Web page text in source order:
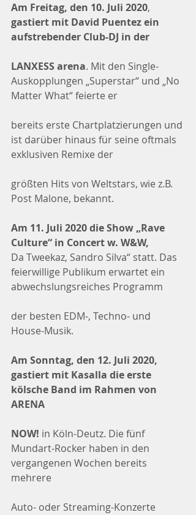
Am Freitag, den 10. Juli 2020,
gastiert mit David Puentez ein
aufstrebender Club-DJ in der
LANXESS arena. Mit den Single-
Auskopplungen „Superstar“ und „No
Matter What“ feierte er
bereits erste Chartplatzierungen und
ist darüber hinaus für seine oftmals
exklusiven Remixe der
größten Hits von Weltstars, wie z.B.
Post Malone, bekannt.
Am 11. Juli 2020 die Show „Rave
Culture“ in Concert w. W&W,
Da Tweekaz, Sandro Silva“ statt. Das
feierwillige Publikum erwartet ein
abwechslungsreiches Programm
der besten EDM-, Techno- und
House-Musik.
Am Sonntag, den 12. Juli 2020,
gastiert mit Kasalla die erste
kölsche Band im Rahmen von
ARENA
NOW! in Köln-Deutz. Die fünf
Mundart-Rocker haben in den
vergangenen Wochen bereits
mehrere
Auto- oder Streaming-Konzerte